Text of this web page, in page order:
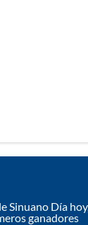
Sinuano Día
ganadores